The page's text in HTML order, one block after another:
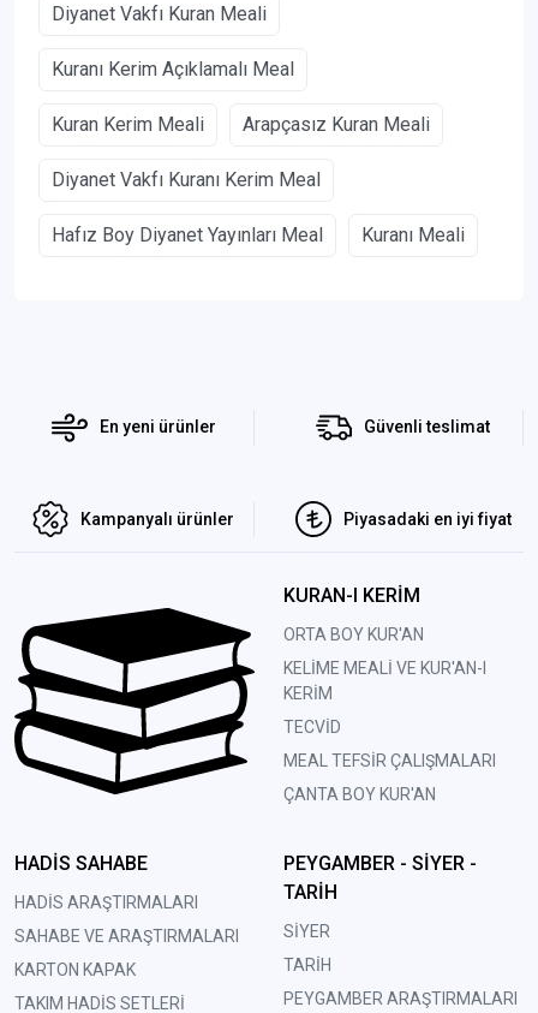
Diyanet Vakfı Kuran Meali
Kuranı Kerim Açıklamalı Meal
Kuran Kerim Meali Arapçasız Kuran Meali
Diyanet Vakfı Kuranı Kerim Meal
Hafız Boy Diyanet Yayınları Meal Kuranı Meali
En yeni ürünler Güvenli teslimat
Kampanyalı ürünler Piyasadaki en iyi fiyat
KURAN-I KERİM
ORTA BOY KUR'AN
KELİME MEALİ VE KUR'AN-I
KERİM
TECVİD
MEAL TEFSİR ÇALIŞMALARI
ÇANTA BOY KUR'AN
HADİS SAHABE
HADİS ARAŞTIRMALARI
SAHABE VE ARAŞTIRMALARI
KARTON KAPAK
TAKIM HADİS SETLERİ
PEYGAMBER - SİYER -
TARİH
SİYER
TARİH
PEYGAMBER ARAŞTIRMALARI